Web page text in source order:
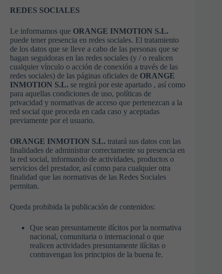
REDES SOCIALES
Le informamos que ORANGE INMOTION S.L.
puede tener presencia en redes sociales. El tratamiento
de los datos que se lleve a cabo de las personas que se
hagan seguidoras en las redes sociales (y / o realicen
cualquier vínculo o acción de conexión a través de las
redes sociales) de las páginas oficiales de ORANGE
INMOTION S.L. se regirá por este apartado , así como
para aquellas condiciones de uso, políticas de
privacidad y normativas de acceso que pertenezcan a la
red social que proceda en cada caso y aceptadas
previamente por el usuario.
ORANGE INMOTION S.L. tratará sus datos con las
finalidades de administrar correctamente su presencia en
la red social, informando de actividades, productos o
servicios del prestador, así como para cualquier otra
finalidad que las normativas de las Redes Sociales
permitan.
Queda prohibida la publicación de contenidos:
Que sean presuntamente ilícitos por la normativa
nacional, comunitaria o internacional o que
realicen actividades presuntamente ilícitas o
contravengan los principios de la buena fe.